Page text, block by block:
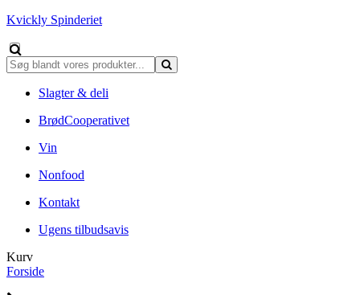
Kvickly Spinderiet
Slagter & deli
BrødCooperativet
Vin
Nonfood
Kontakt
Ugens tilbudsavis
Kurv
Forside